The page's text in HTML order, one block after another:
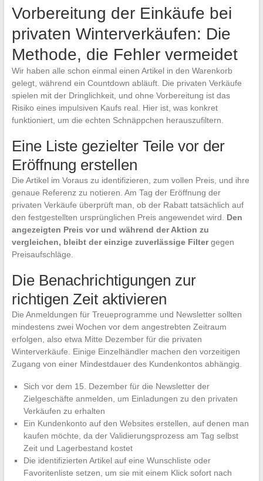
Vorbereitung der Einkäufe bei
privaten Winterverkäufen: Die
Methode, die Fehler vermeidet
Wir haben alle schon einmal einen Artikel in den Warenkorb
gelegt, während ein Countdown abläuft. Die privaten Verkäufe
spielen mit der Dringlichkeit, und ohne Vorbereitung ist das
Risiko eines impulsiven Kaufs real. Hier ist, was konkret
funktioniert, um die echten Schnäppchen herauszufiltern.
Eine Liste gezielter Teile vor der
Eröffnung erstellen
Die Artikel im Voraus zu identifizieren, zum vollen Preis, und ihre
genaue Referenz zu notieren. Am Tag der Eröffnung der
privaten Verkäufe überprüft man, ob der Rabatt tatsächlich auf
den festgestellten ursprünglichen Preis angewendet wird. Den
angezeigten Preis vor und während der Aktion zu
vergleichen, bleibt der einzige zuverlässige Filtergegen
Preisaufschläge.
Die Benachrichtigungen zur
richtigen Zeit aktivieren
Die Anmeldungen für Treueprogramme und Newsletter sollten
mindestens zwei Wochen vor dem angestrebten Zeitraum
erfolgen, also etwa Mitte Dezember für die privaten
Winterverkäufe. Einige Einzelhändler machen den vorzeitigen
Zugang von einer Mindestdauer des Kundenkontos abhängig.
Sich vor dem 15. Dezember für die Newsletter der
Zielgeschäfte anmelden, um Einladungen zu den privaten
Verkäufen zu erhalten
Ein Kundenkonto auf den Websites erstellen, auf denen man
kaufen möchte, da der Validierungsprozess am Tag selbst
Zeit und Lagerbestand kostet
Die identifizierten Artikel auf eine Wunschliste oder
Favoritenliste setzen, um sie mit einem Klick sofort nach